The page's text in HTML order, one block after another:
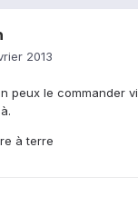
2013
peux le commander
à terre